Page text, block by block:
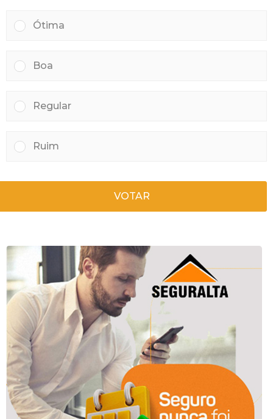
Ótima
Boa
Regular
Ruim
VOTAR